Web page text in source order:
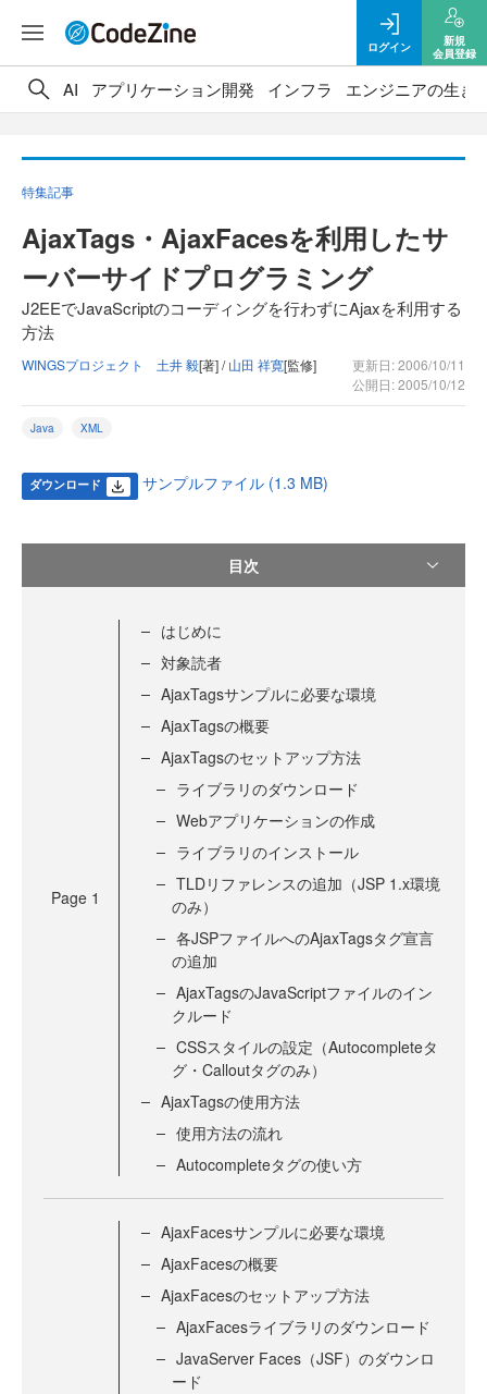
ログイン
新規
会員登録
AI アプリケーション開発 インフラ エンジニアの生き
特集記事
AjaxTags・AjaxFacesを利用したサ
ーバーサイドプログラミング
J2EEでJavaScriptのコーディングを行わずにAjaxを利用する
方法
WINGSプロジェクト 土井 毅[著] /山田 祥寛[監修]
更新日: 2006/10/11
公開日: 2005/10/12
Java XML
ダウンロード サンプルファイル (1.3 MB)
目次
Page 1
はじめに
対象読者
AjaxTagsサンプルに必要な環境
AjaxTagsの概要
AjaxTagsのセットアップ方法
ライブラリのダウンロード
Webアプリケーションの作成
ライブラリのインストール
TLDリファレンスの追加（JSP 1.x環境
のみ）
各JSPファイルへのAjaxTagsタグ宣言
の追加
AjaxTagsのJavaScriptファイルのイン
クルード
CSSスタイルの設定（Autocompleteタ
グ・Calloutタグのみ）
AjaxTagsの使用方法
使用方法の流れ
Autocompleteタグの使い方
AjaxFacesサンプルに必要な環境
AjaxFacesの概要
AjaxFacesのセットアップ方法
AjaxFacesライブラリのダウンロード
JavaServer Faces（JSF）のダウンロ
ード